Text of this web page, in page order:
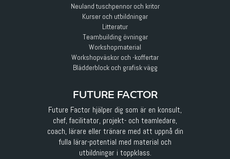
Neuland tuschpennor och kritor
Kurser och utbildningar
Litteratur
Teambuilding övningar
Workshopmaterial
Workshopväskor och -koffertar
Blädderblock och grafisk vägg
FUTURE FACTOR
Future Factor hjälper dig som är en konsult,
chef, facilitator, projekt- och teamledare,
coach, lärare eller tränare med att uppnå din
fulla lärar-potential med material och
utbildningar i toppklass.